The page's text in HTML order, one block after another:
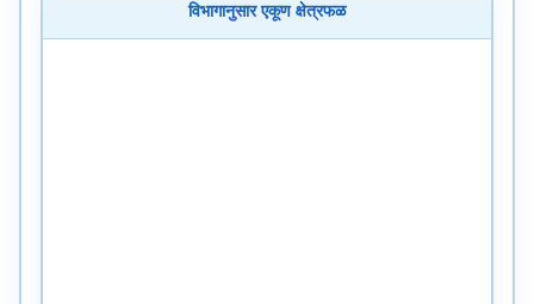
विभागानुसार एकूण क्षेत्रफळ